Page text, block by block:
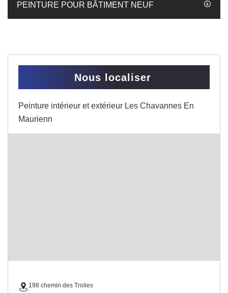
PEINTURE POUR BÂTIMENT NEUF
Nous localiser
Peinture intérieur et extérieur Les Chavannes En
Maurienn
198 chemin des Trolles